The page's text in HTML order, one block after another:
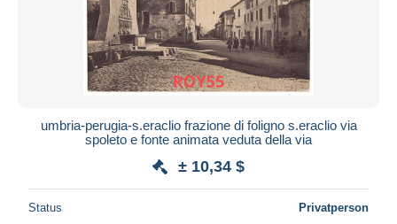
umbria-perugia-s.eraclio frazione di foligno s.eraclio via
spoleto e fonte animata veduta della via
± 10,34 $
Status Privatperson